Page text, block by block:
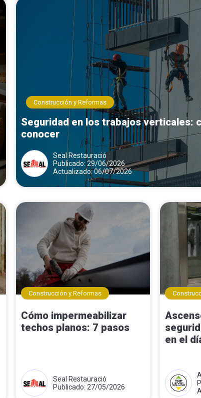
Construcción y Reformas
Seguridad en los trabajos verticales:
conocer
Seal Restauració
Publicado: 29/06/2026
Actualizado: 06/07/2026
Construcción y Reformas
Cómo impermeabilizar
techos planos: 7 pasos
Seal Restauració
Publicado: 27/05/2026
en el